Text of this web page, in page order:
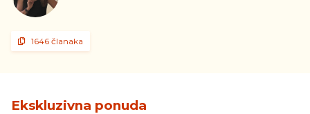
1646 članaka
Ekskluzivna ponuda